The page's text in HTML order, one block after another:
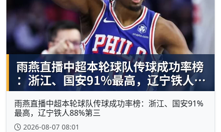
雨燕直播中超本轮球队传球成功率榜：浙江、国安91%
最高，辽宁铁人88%第三
2026-08-07 08:01